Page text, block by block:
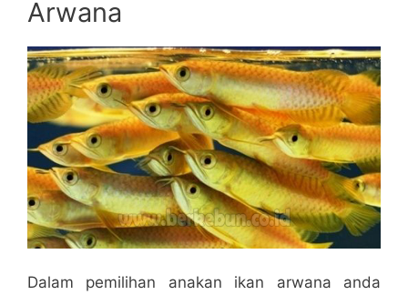
Arwana
Dalam pemilihan anakan ikan arwana anda